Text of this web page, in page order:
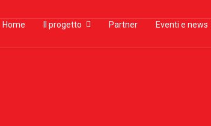
Home Il progetto Partner Eventi e news